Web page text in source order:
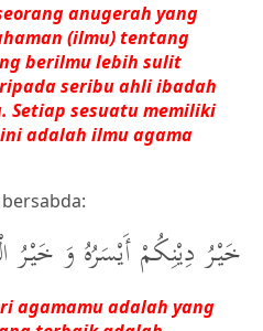
anugerah yang
(ilmu) tentang
berilmu lebih sulit
seribu ahli ibadah
Setiap sesuatu memiliki
adalah ilmu agama
خَيْرُ دِيْنِكُمْ أَيْسَرُهُ وَ خَيْرُ
agamamu adalah yang